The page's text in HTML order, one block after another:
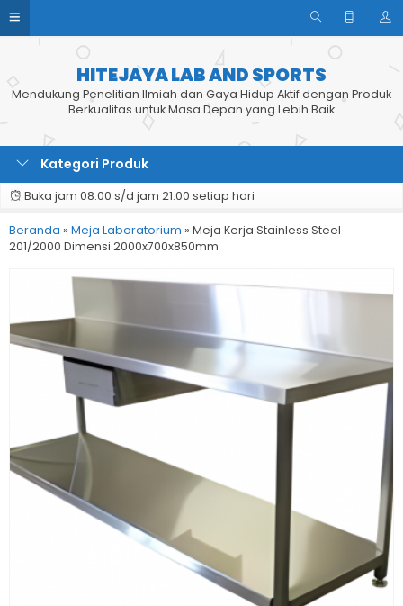
HITEJAYA LAB AND SPORTS
Mendukung Penelitian Ilmiah dan Gaya Hidup Aktif dengan Produk
Berkualitas untuk Masa Depan yang Lebih Baik
Kategori Produk
Buka jam 08.00 s/d jam 21.00 setiap hari
Beranda » Meja Laboratorium » Meja Kerja Stainless Steel
201/2000 Dimensi 2000x700x850mm